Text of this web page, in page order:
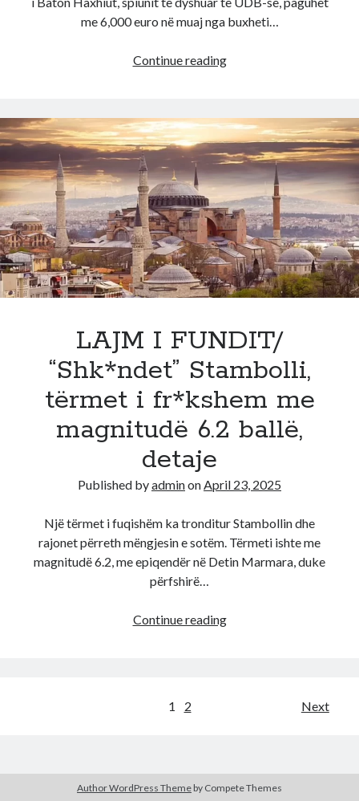
me 6,000 euro në muaj nga buxheti…
Continue reading“Shteti
Djali
i
Baton
Haxhiut
d*shuar
për
lidhje
me
UDB-
paguhet
6
mije
ne
muaj
për
s*krete!
LAJM I FUNDIT/
“Shk*ndet” Stambolli,
tërmet i fr*kshem me
magnitudë 6.2 ballë,
detaje
Published byadminonApril 23, 2025
Një tërmet i fuqishëm ka tronditur Stambollin dhe
rajonet përreth mëngjesin e sotëm. Tërmeti ishte me
magnitudë 6.2, me epiqendër në Detin Marmara, duke
përfshirë…
Continue readingLAJM
me
magnitudë
1 2 Next
Author WordPress Theme by Compete Themes